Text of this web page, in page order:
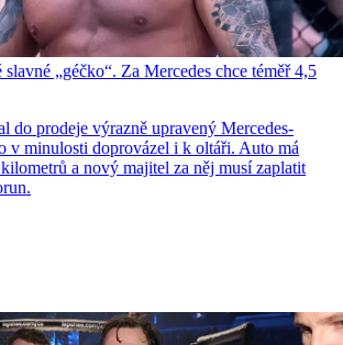
„géčko“. Za Mercedes chce téměř 4,5
do prodeje výrazně upravený Mercedes-
v minulosti doprovázel i k oltáři. Auto má
a nový majitel za něj musí zaplatit